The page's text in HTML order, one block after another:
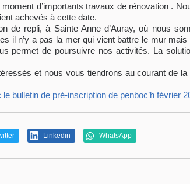
d’importants travaux de rénovation .
achevés à cette date.
de repli, à Sainte Anne d’Auray, où nous
il n’y a pas la mer qui vient battre le mur mais
permet de poursuivre nos activités. La
et nous vous tiendrons au courant de la
bulletin de pré-inscription de penboc’h février
Linkedin WhatsApp